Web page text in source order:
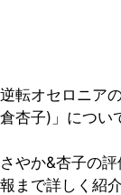
逆転オセロニア
倉杏子)」につい
さやか&杏子の
報まで詳しく紹介